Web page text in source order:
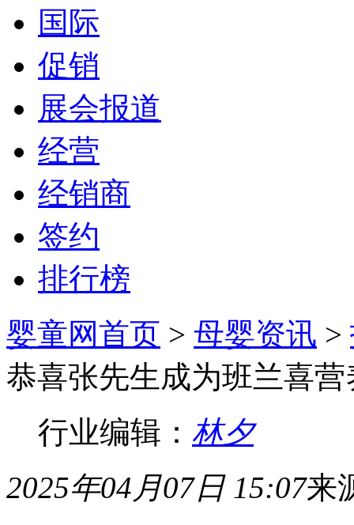
国际
促销
展会报道
经营
经销商
签约
排行榜
婴童网首页 > 母婴资讯 >
恭喜张先生成为班兰喜
行业编辑： 林夕
2025年04月07日 15:07来